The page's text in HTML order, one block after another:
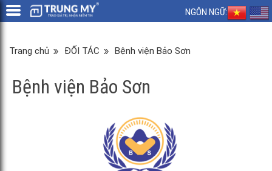
NGÔN NGỮ:
Trang chủ ĐỐI TÁC Bệnh viện Bảo Sơn
Bệnh viện Bảo Sơn